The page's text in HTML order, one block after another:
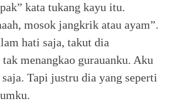
kata tukang kayu itu.
mosok jangkrik atau ayam”.
hati saja, takut dia
menangkao gurauanku. Aku
Tapi justru dia yang seperti